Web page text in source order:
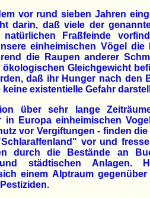
vor rund sieben Jahren
darin, daß viele der
Fraßfeinde
einheimischen Vögel die
die Raupen anderer
Gleichgewicht
daß ihr Hunger nach den
existentielle Gefahr
über sehr lange
in Europa einheimischen
vor Vergiftungen - finden
vor und
durch die Bestände an
städtischen Anlagen.
einem Alptraum